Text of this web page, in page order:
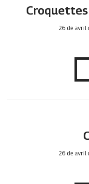
Croquettes
26 de avril
26 de avril